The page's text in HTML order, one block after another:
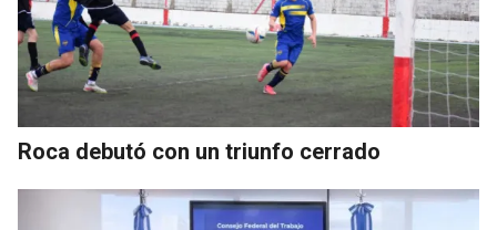
Roca debutó con un triunfo cerrado